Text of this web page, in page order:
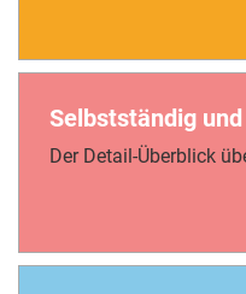
Selbstständig
Der Detail-Überblick